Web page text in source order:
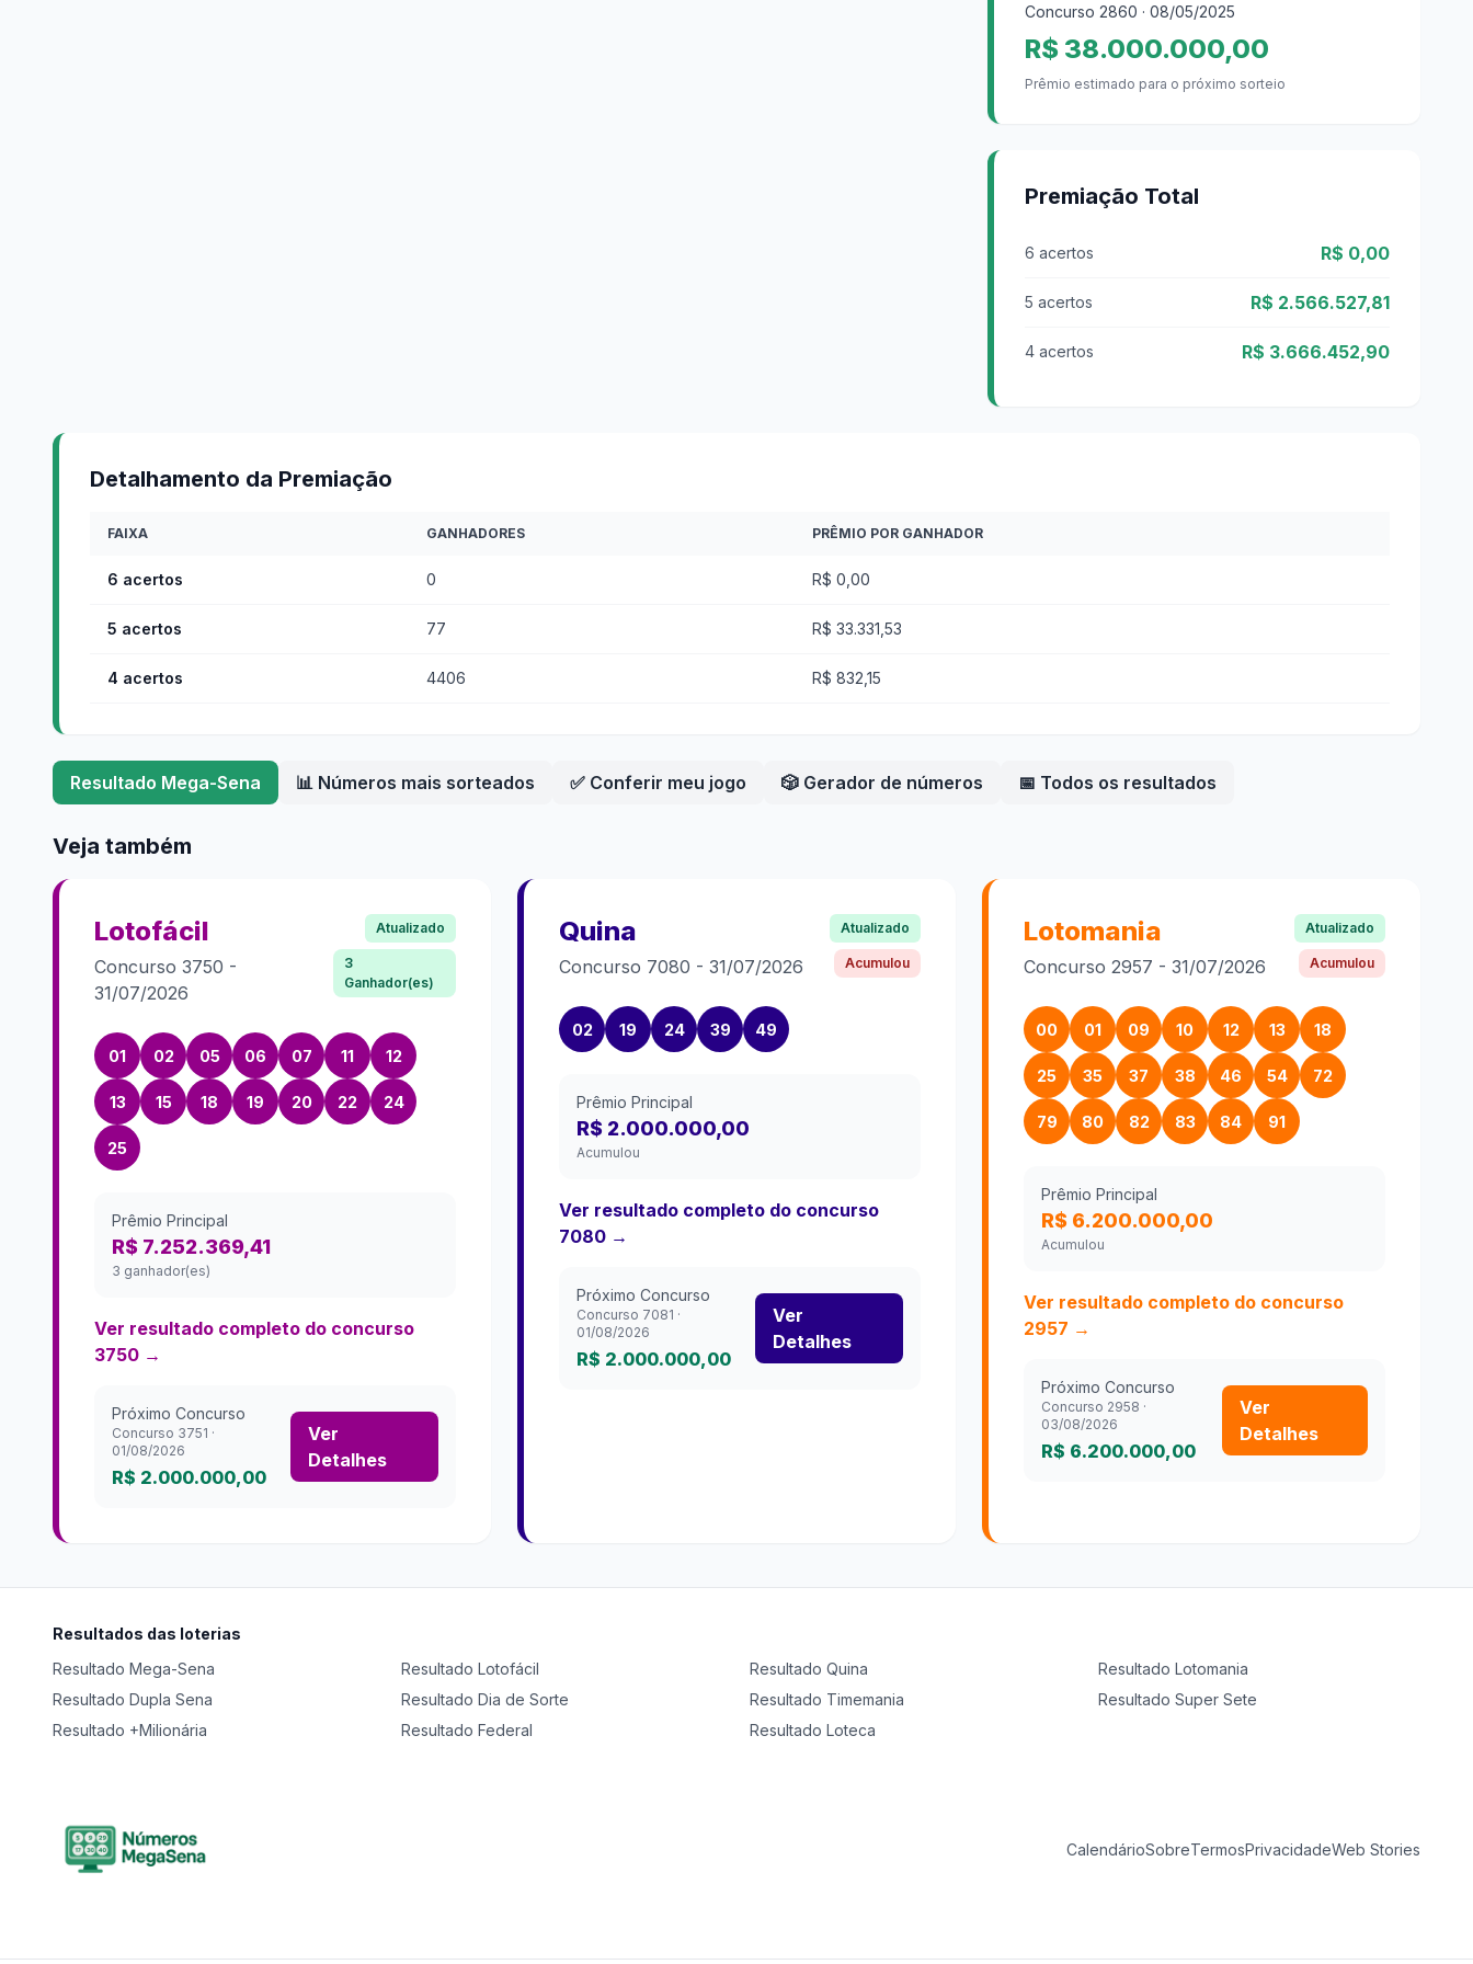
Concurso2860 · 08/05/2025
R$ 38.000.000,00
Prêmio estimado para o próximo sorteio
Premiação Total
6 acertos R$ 0,00
5 acertos R$ 2.566.527,81
4 acertos R$ 3.666.452,90
Detalhamento da Premiação
FAIXA GANHADORES PRÊMIO POR GANHADOR
6 acertos 0 R$ 0,00
5 acertos 77 R$ 33.331,53
4 acertos 4406 R$ 832,15
Resultado Mega-Sena 📊 Números mais sorteados ✅ Conferir meu jogo 🎲 Gerador de números 📅 Todos os resultados
Veja também
Lotofácil
Concurso 3750 -
31/07/2026
Atualizado
3
Ganhador(es)
01 02 05 06 07 11 12
13 15 18 19 20 22 24
25
Prêmio Principal
R$ 7.252.369,41
3 ganhador(es)
Ver resultado completo do concurso
3750 →
Próximo Concurso
Concurso 3751 ·
01/08/2026
R$ 2.000.000,00
Ver
Detalhes
Quina
Concurso 7080 - 31/07/2026
Atualizado
Acumulou
02 19 24 39 49
Prêmio Principal
R$ 2.000.000,00
Acumulou
Ver resultado completo do concurso
7080 →
Próximo Concurso
Concurso 7081 ·
01/08/2026
R$ 2.000.000,00
Ver
Detalhes
Lotomania
Concurso 2957 - 31/07/2026
Atualizado
Acumulou
00 01 09 10 12 13 18
25 35 37 38 46 54 72
79 80 82 83 84 91
Prêmio Principal
R$ 6.200.000,00
Acumulou
Ver resultado completo do concurso
2957 →
Próximo Concurso
Concurso 2958 ·
03/08/2026
R$ 6.200.000,00
Ver
Detalhes
Resultados das loterias
Resultado Mega-Sena Resultado Lotofácil Resultado Quina Resultado Lotomania
Resultado Dupla Sena Resultado Dia de Sorte Resultado Timemania Resultado Super Sete
Resultado +Milionária Resultado Federal Resultado Loteca
CalendárioSobreTermosPrivacidadeWeb Stories